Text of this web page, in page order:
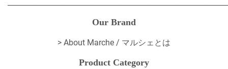
Our Brand
> About Marche / マルシェとは
Product Category